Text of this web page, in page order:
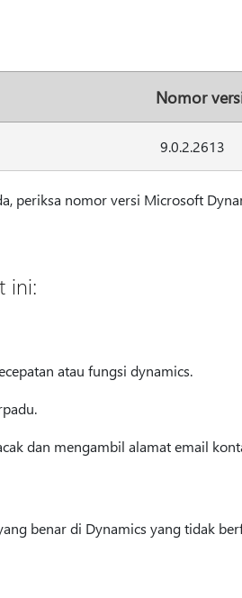
Nomor
9.0.2.2613
periksa nomor versi Microsoft
ini:
atau fungsi dynamics.
dan mengambil alamat email
benar di Dynamics yang tidak